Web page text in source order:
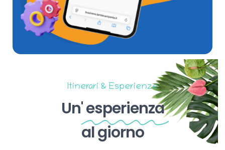
Itinerari & Esperienze
Un'esperienza
al giorno